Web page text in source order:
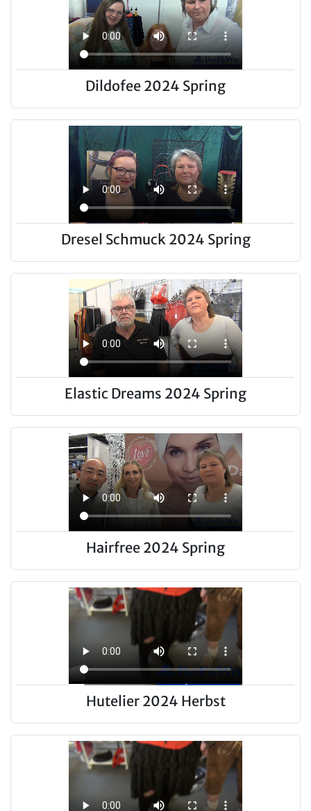
Dildofee 2024 Spring
Dresel Schmuck 2024 Spring
Elastic Dreams 2024 Spring
Hairfree 2024 Spring
Hutelier 2024 Herbst